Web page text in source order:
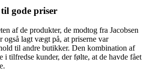
gode priser
af de produkter, de modtog fra Jacobsen
også lagt vægt på, at priserne var
til andre butikker. Den kombination af
i tilfredse kunder, der følte, at de havde fået